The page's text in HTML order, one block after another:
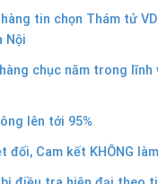
tin chọn Thám tử
Nội
chục năm trong
lên tới 95%
đối, Cam kết KHÔNG